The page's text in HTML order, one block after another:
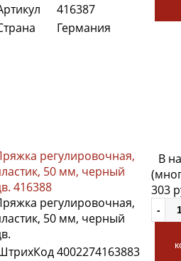
416387
Германия
регулировочная,
50 мм, черный
416388
регулировочная,
50 мм, черный
4002274163883
В
303